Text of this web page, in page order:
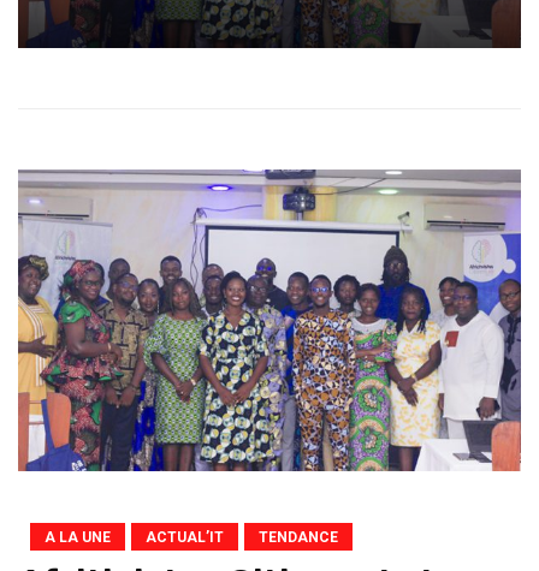
A LA UNE ACTUAL’IT TENDANCE